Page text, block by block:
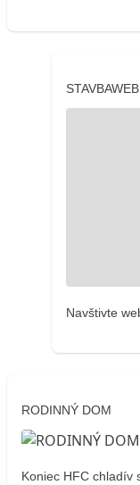
STAVBAWEB
Navštivte
RODINNÝ DOM
Koniec HFC chladív